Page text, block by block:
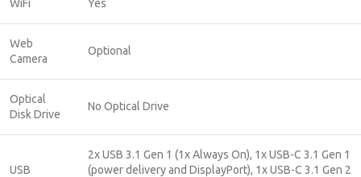
WiFi Yes
Web
Camera
Optional
Optical
Disk Drive
No Optical Drive
USB
2x USB 3.1 Gen 1 (1x Always On), 1x USB-C 3.1 Gen 1
(power delivery and DisplayPort), 1x USB-C 3.1 Gen 2